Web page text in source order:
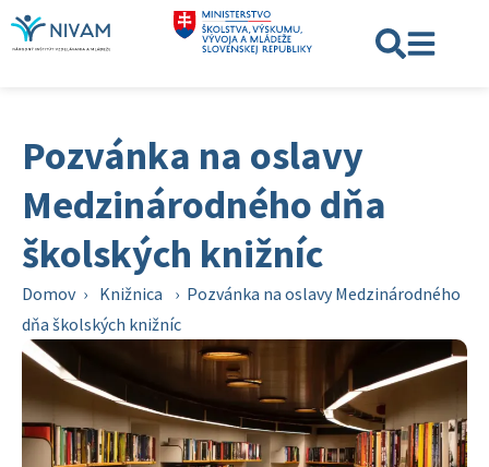
Pozvánka na oslavy
Medzinárodného dňa
školských knižníc
Domov › Knižnica › Pozvánka na oslavy Medzinárodného
dňa školských knižníc